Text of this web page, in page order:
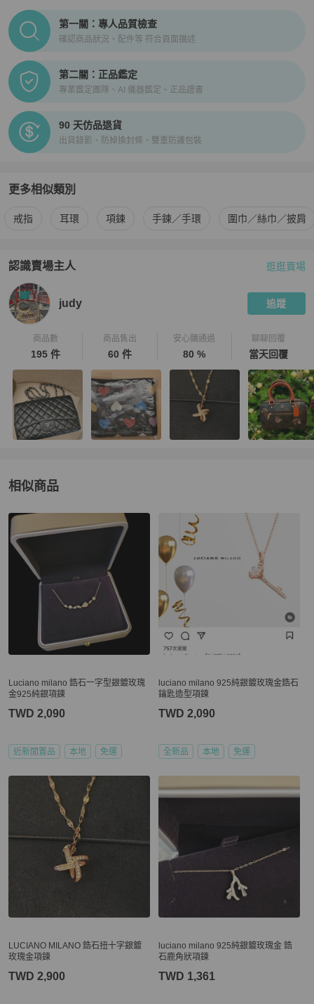
PopChill拍拍圈正品驗證、安心購檢驗流程介紹
第一關：專人品質檢查
確認商品狀況、配件等 符合頁面描述
第二關：正品鑑定
專業鑑定團隊、AI 儀器鑑定、正品證書
90 天仿品退貨
出貨錄影、防掉換封條、雙重防護包裝
更多相似類別
更多女士配件相似商品推薦
戒指 耳環 項鍊 手鍊／手環 圍巾／絲巾／披肩
認識賣場主人
PopChill 拍拍圈嚴選賣家
逛逛賣場
judy 追蹤
商品數
195 件
商品售出
60 件
安心購通過
80 %
聊聊回覆
當天回覆
相似商品
更多相似女士配件推薦精品
Luciano milano 鋯石一字型銀鍍玫瑰
金925純銀項鍊
TWD 2,090
近新閒置品 本地 免運
luciano milano 925純銀鍍玫瑰金鋯石
鑰匙造型項鍊
TWD 2,090
全新品 本地 免運
LUCIANO MILANO 鋯石扭十字銀鍍
玫瑰金項鍊
TWD 2,900
luciano milano 925純銀鍍玫瑰金 鋯
石鹿角狀項鍊
TWD 1,361